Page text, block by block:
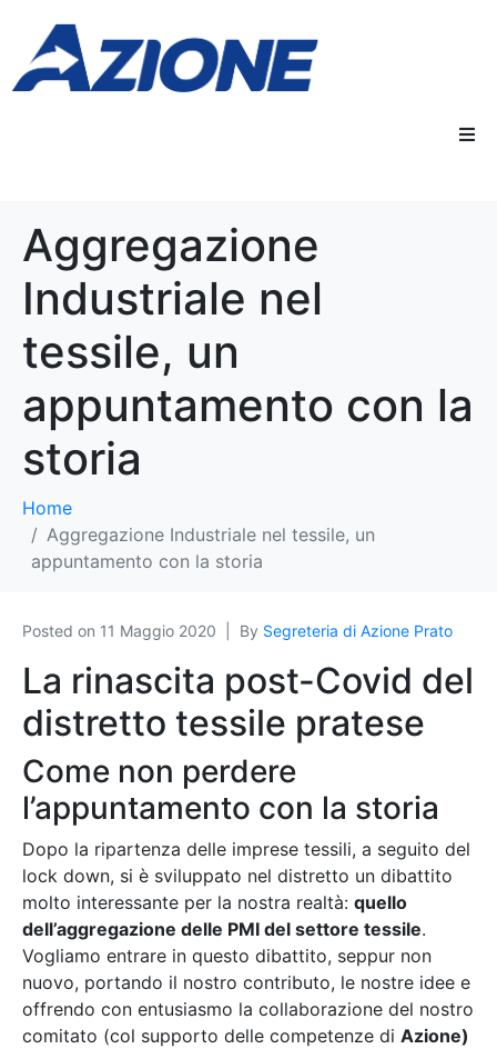
Aggregazione
Industriale nel
tessile, un
appuntamento con la
storia
Home
Aggregazione Industriale nel tessile, un
appuntamento con la storia
Posted on 11 Maggio 2020 By Segreteria di Azione Prato
La rinascita post-Covid del
distretto tessile pratese
Come non perdere
l’appuntamento con la storia
Dopo la ripartenza delle imprese tessili, a seguito del
lock down, si è sviluppato nel distretto un dibattito
molto interessante per la nostra realtà: quello
dell’aggregazione delle PMI del settore tessile.
Vogliamo entrare in questo dibattito, seppur non
nuovo, portando il nostro contributo, le nostre idee e
offrendo con entusiasmo la collaborazione del nostro
comitato (col supporto delle competenze di Azione)